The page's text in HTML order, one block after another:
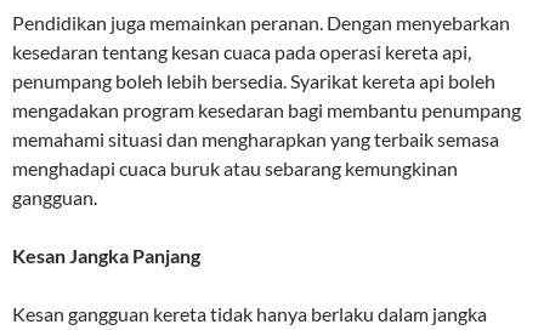
Pendidikan juga memainkan peranan. Dengan menyebarkan
kesedaran tentang kesan cuaca pada operasi kereta api,
penumpang boleh lebih bersedia. Syarikat kereta api boleh
mengadakan program kesedaran bagi membantu penumpang
memahami situasi dan mengharapkan yang terbaik semasa
menghadapi cuaca buruk atau sebarang kemungkinan
gangguan.
Kesan Jangka Panjang
Kesan gangguan kereta tidak hanya berlaku dalam jangka